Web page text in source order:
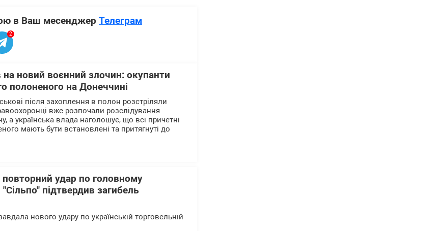
в Ваш месенджер Телеграм
2
на новий воєнний злочин: окупанти
полоненого на Донеччині
після захоплення в полон розстріляли
вже розпочали розслідування
а українська влада наголошує, що всі причетні
мають бути встановлені та притягнуті до
удар по головному
підтвердив загибель
нового удару по українській торговельній